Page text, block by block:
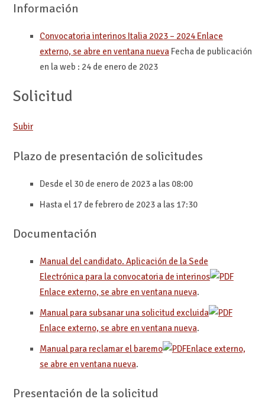
Información
Convocatoria interinos Italia 2023 – 2024 Enlace
externo, se abre en ventana nueva Fecha de publicación
en la web : 24 de enero de 2023
Solicitud
Subir
Plazo de presentación de solicitudes
Desde el 30 de enero de 2023 a las 08:00
Hasta el 17 de febrero de 2023 a las 17:30
Documentación
Manual del candidato. Aplicación de la Sede
Electrónica para la convocatoria de interinos
Enlace externo, se abre en ventana nueva.
Manual para subsanar una solicitud excluida
Enlace externo, se abre en ventana nueva.
Manual para reclamar el baremo
Enlace externo,
se abre en ventana nueva.
Presentación de la solicitud